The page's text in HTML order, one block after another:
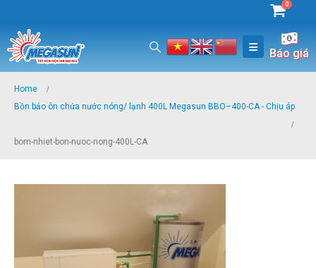
0
Báo giá
Home
Bồn bảo ôn chứa nước nóng/ lạnh 400L Megasun BBO–400-CA - Chịu áp
bom-nhiet-bon-nuoc-nong-400L-CA